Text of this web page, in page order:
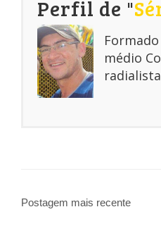
Perfil de "
médio
Postagem mais recente